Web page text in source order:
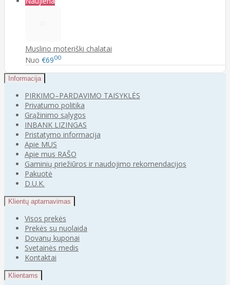
Muslino moteriški chalatai
Nuo €6900
Informacija
PIRKIMO–PARDAVIMO TAISYKLĖS
Privatumo politika
Grąžinimo sąlygos
INBANK LIZINGAS
Pristatymo informacija
Apie MUS
Apie mus RAŠO
Gaminių priežiūros ir naudojimo rekomendacijos
Pakuotė
D.U.K.
Klientų aptarnavimas
Visos prekės
Prekės su nuolaida
Dovanų kuponai
Svetainės medis
Kontaktai
Klientams